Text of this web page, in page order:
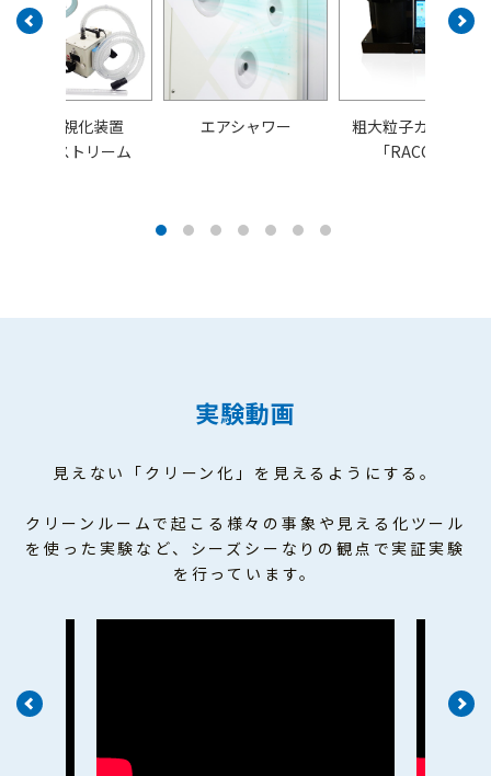
気流可視化装置
ミストストリーム
エアシャワー
粗大粒子カウンター
「RACCAR」
実験動画
見えない「クリーン化」 を見えるようにする。
クリーンルームで起こる様々の事象や見える化ツール
を使った 実験など、シーズシーなりの観点で実証実験
を行っています。